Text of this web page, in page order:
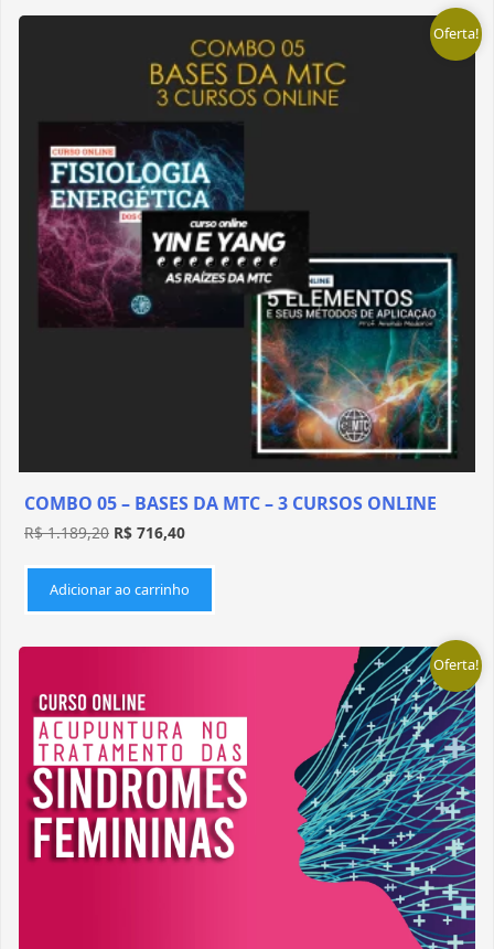
Oferta!
COMBO 05 – BASES DA MTC – 3 CURSOS ONLINE
R$1.189,20 R$ 716,40
Adicionar ao carrinho
Oferta!